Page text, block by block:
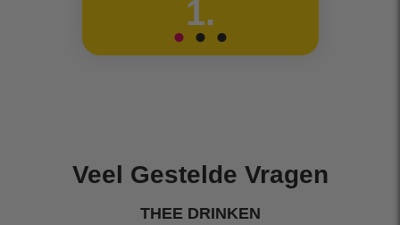
1.
Veel Gestelde Vragen
THEE DRINKEN